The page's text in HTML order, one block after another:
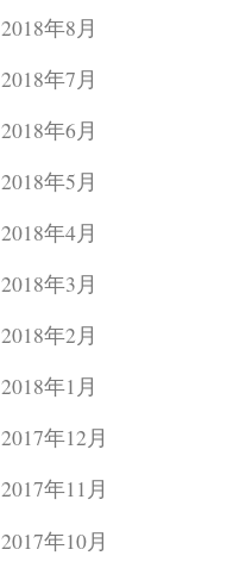
2018年8月
2018年7月
2018年6月
2018年5月
2018年4月
2018年3月
2018年2月
2018年1月
2017年12月
2017年11月
2017年10月